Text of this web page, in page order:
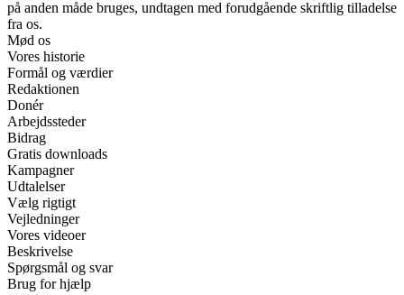
på anden måde bruges, undtagen med forudgående skriftlig tilladelse
fra os.
Mød os
Vores historie
Formål og værdier
Redaktionen
Donér
Arbejdssteder
Bidrag
Gratis downloads
Kampagner
Udtalelser
Vælg rigtigt
Vejledninger
Vores videoer
Beskrivelse
Spørgsmål og svar
Brug for hjælp